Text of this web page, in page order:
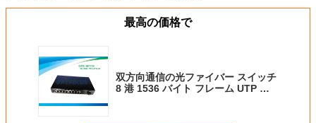
最高の価格で
双方向通信の光ファイバー スイッチ
8 港 1536 バイト フレーム UTP ケ